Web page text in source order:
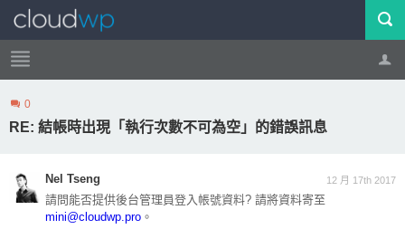
帳號 登出
0
RE: 結帳時出現「執行次數不可為空」的錯誤訊息
12 月 17th 2017
Nel Tseng
請問能否提供後台管理員登入帳號資料? 請將資料寄至
mini@cloudwp.pro 。